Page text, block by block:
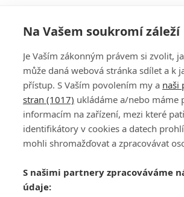
DISKUZE
Šéfredaktorkou webu jePetr Slavík, e-mail
Máte-li zájem o inzerci na našem webu
Na Vašem soukromí záleží
Je Vaším zákonným právem si zvolit,
může daná webová stránka sdílet a k
přístup. S Vaším povolením my a naši
stran (1017) ukládáme a/nebo máme
informacím na zařízení, mezi které
identifikátory v cookies a datech
mohli shromažďovat a zpracovávat
S našimi partnery zpracováváme
údaje: